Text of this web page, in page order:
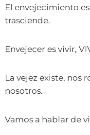
El envejecimiento
trasciende.
Envejecer es vivir,
La vejez existe, nos
nosotros.
Vamos a hablar de